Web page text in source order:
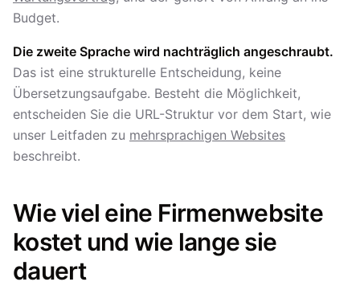
Budget.
Die zweite Sprache wird nachträglich angeschraubt.
Das ist eine strukturelle Entscheidung, keine
Übersetzungsaufgabe. Besteht die Möglichkeit,
entscheiden Sie die URL-Struktur vor dem Start, wie
unser Leitfaden zu mehrsprachigen Websites
beschreibt.
Wie viel eine Firmenwebsite
kostet und wie lange sie
dauert